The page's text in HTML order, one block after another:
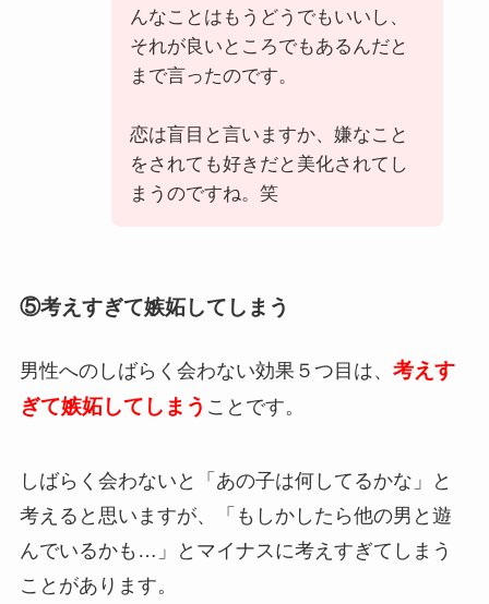
んなことはもうどうでもいいし、
それが良いところでもあるんだと
まで言ったのです。
恋は盲目と言いますか、嫌なこと
をされても好きだと美化されてし
まうのですね。笑
⑤考えすぎて嫉妬してしまう
男性へのしばらく会わない効果５つ目は、 考えす
ぎて嫉妬してしまう ことです。
しばらく会わないと「あの子は何してるかな」と
考えると思いますが、「もしかしたら他の男と遊
んでいるかも…」とマイナスに考えすぎてしまう
ことがあります。